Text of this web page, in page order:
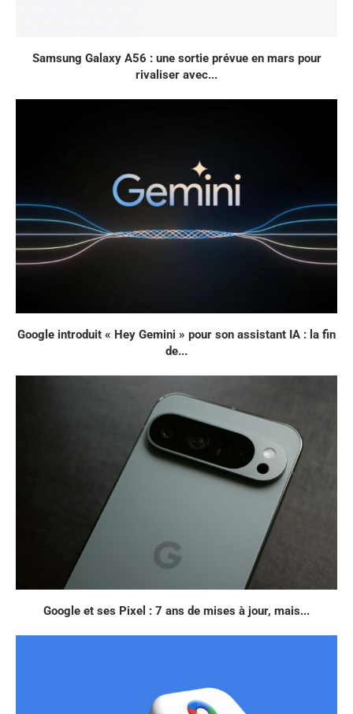
Samsung Galaxy A56 : une sortie prévue en mars pour
rivaliser avec...
Google introduit « Hey Gemini » pour son assistant IA : la fin
de...
Google et ses Pixel : 7 ans de mises à jour, mais...